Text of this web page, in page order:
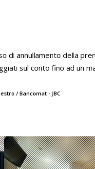
di annullamento della
sul conto fino ad un
/ Bancomat - JBC